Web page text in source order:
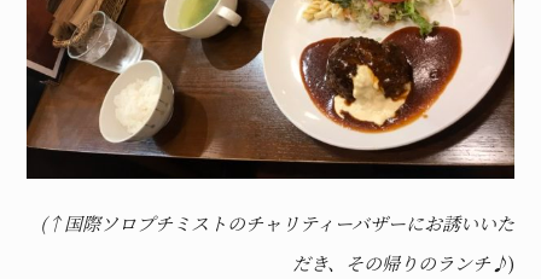
(↑国際ソロプチミストのチャリティーバザーにお誘いいた
だき、その帰りのランチ♪)